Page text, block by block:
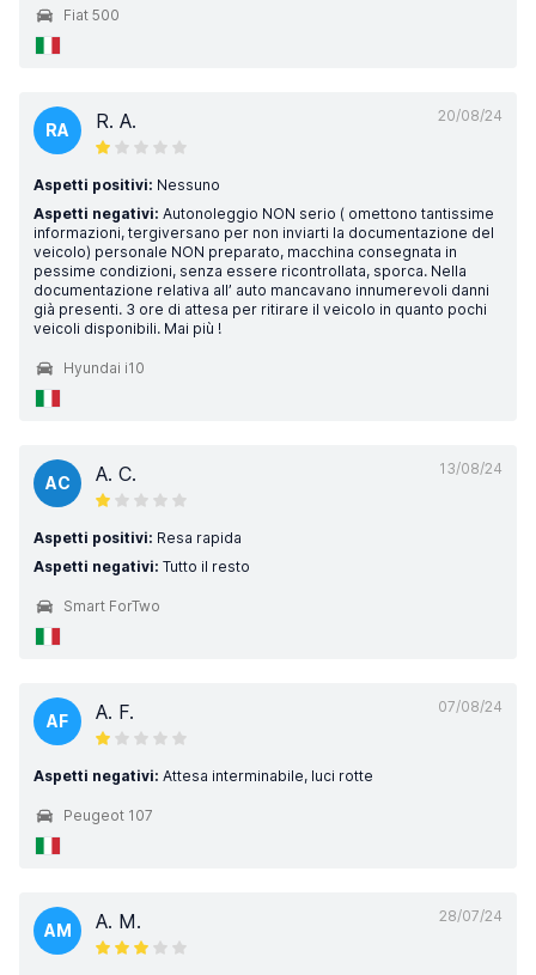
Fiat 500
20/08/24
RA R. A.
Aspetti positivi: Nessuno
Aspetti negativi: Autonoleggio NON serio ( omettono tantissime
informazioni, tergiversano per non inviarti la documentazione del
veicolo) personale NON preparato, macchina consegnata in
pessime condizioni, senza essere ricontrollata, sporca. Nella
documentazione relativa all’ auto mancavano innumerevoli danni
già presenti. 3 ore di attesa per ritirare il veicolo in quanto pochi
veicoli disponibili. Mai più !
Hyundai i10
13/08/24
AC A. C.
Aspetti positivi: Resa rapida
Aspetti negativi: Tutto il resto
Smart ForTwo
07/08/24
AF A. F.
Aspetti negativi: Attesa interminabile, luci rotte
Peugeot 107
28/07/24
AM A. M.